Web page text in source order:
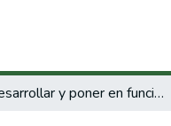
Desarrollar y poner en funcionamiento modelos de demanda y oferta de transporte, que permitan proponer opciones en materia de infraestructura, para aumentar la competitividad de los productos colombianos.